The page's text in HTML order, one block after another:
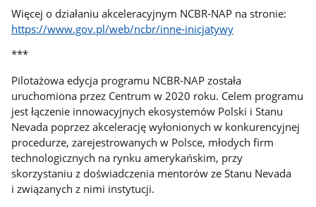
Więcej o działaniu akceleracyjnym NCBR-NAP na stronie:
https://www.gov.pl/web/ncbr/inne-inicjatywy
***
Pilotażowa edycja programu NCBR-NAP została
uruchomiona przez Centrum w 2020 roku. Celem programu
jest łączenie innowacyjnych ekosystemów Polski i Stanu
Nevada poprzez akcelerację wyłonionych w konkurencyjnej
procedurze, zarejestrowanych w Polsce, młodych firm
technologicznych na rynku amerykańskim, przy
skorzystaniu z doświadczenia mentorów ze Stanu Nevada
i związanych z nimi instytucji.